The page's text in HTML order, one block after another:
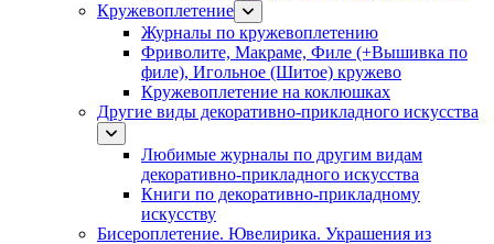
Кружевоплетение
Журналы по кружевоплетению
Фриволите, Макраме, Филе (+Вышивка по
филе), Игольное (Шитое) кружево
Кружевоплетение на коклюшках
Другие виды декоративно-прикладного искусства
Любимые журналы по другим видам
декоративно-прикладного искусства
Книги по декоративно-прикладному
искусству
Бисероплетение. Ювелирика. Украшения из